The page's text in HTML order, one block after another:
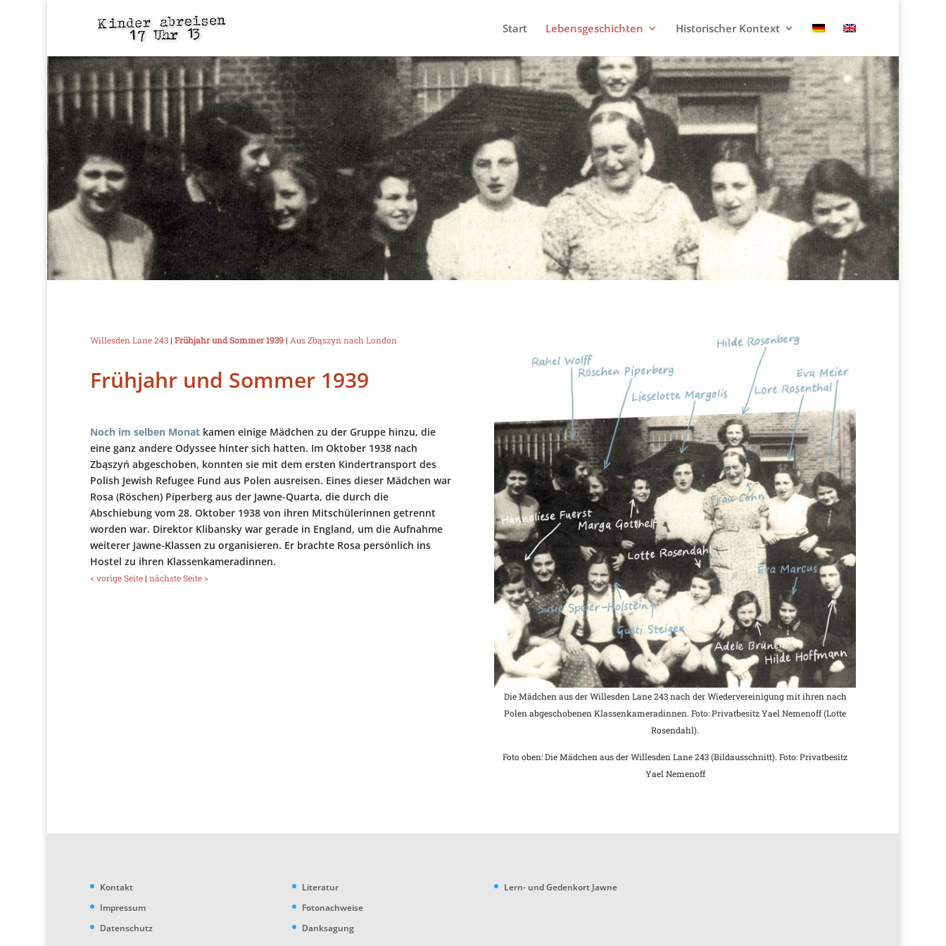
Start Lebensgeschichten Historischer Kontext
Willesden Lane 243| Frühjahr und Sommer 1939| Aus Zbąszyń nach London
Frühjahr und Sommer 1939
Noch im selben Monatkamen einige Mädchen zu der Gruppe hinzu, die
eine ganz andere Odyssee hinter sich hatten. Im Oktober 1938 nach
Zbąszyń abgeschoben, konnten sie mit dem ersten Kindertransport des
Polish Jewish Refugee Fund aus Polen ausreisen. Eines dieser Mädchen war
Rosa (Röschen) Piperberg aus der Jawne-Quarta, die durch die
Abschiebung vom 28. Oktober 1938 von ihren Mitschülerinnen getrennt
worden war. Direktor Klibansky war gerade in England, um die Aufnahme
weiterer Jawne-Klassen zu organisieren. Er brachte Rosa persönlich ins
Hostel zu ihren Klassenkameradinnen.
< vorige Seite| nächste Seite >
Die Mädchen aus der Willesden Lane 243 nach der Wiedervereinigung mit ihren nach
Polen abgeschobenen Klassenkameradinnen. Foto: Privatbesitz Yael Nemenoff (Lotte
Rosendahl).
Foto oben: Die Mädchen aus der Willesden Lane 243 (Bildausschnitt). Foto: Privatbesitz
Yael Nemenoff
Kontakt
Impressum
Datenschutz
Literatur
Fotonachweise
Danksagung
Lern- und Gedenkort Jawne